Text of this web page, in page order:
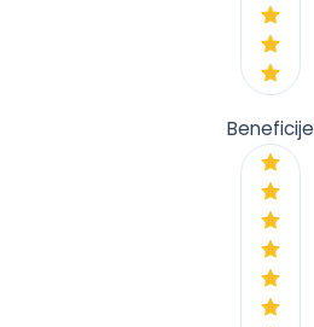
Beneficije